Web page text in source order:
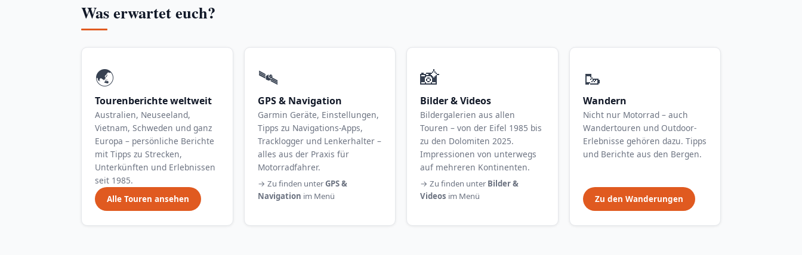
Was erwartet euch?
🌏
Tourenberichte weltweit
Australien, Neuseeland,
Vietnam, Schweden und ganz
Europa – persönliche Berichte
mit Tipps zu Strecken,
Unterkünften und Erlebnissen
seit 1985.
Alle Touren ansehen
🛰️
GPS & Navigation
Garmin Geräte, Einstellungen,
Tipps zu Navigations-Apps,
Tracklogger und Lenkerhalter –
alles aus der Praxis für
Motorradfahrer.
→ Zu finden unterGPS &
Navigation im Menü
📸
Bilder & Videos
Bildergalerien aus allen
Touren – von der Eifel 1985 bis
zu den Dolomiten 2025.
Impressionen von unterwegs
auf mehreren Kontinenten.
→ Zu finden unter Bilder &
Videos im Menü
🥾
Wandern
Nicht nur Motorrad – auch
Wandertouren und Outdoor-
Erlebnisse gehören dazu. Tipps
und Berichte aus den Bergen.
Zu den Wanderungen